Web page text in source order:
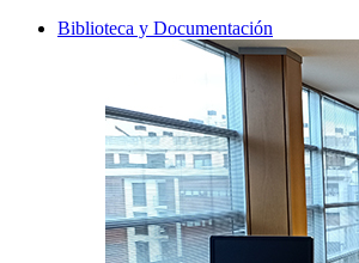
Biblioteca y Documentación